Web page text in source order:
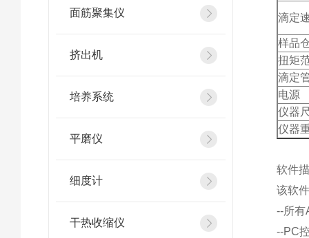
面筋聚集仪
挤出机
培养系统
平磨仪
细度计
干热收缩仪
滴定
样品
扭矩
滴定
电源
仪器
仪器
软件
该软
--所有
--PC